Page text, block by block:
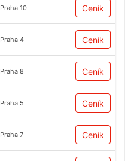
Praha 10 Ceník
Praha 4 Ceník
Praha 8 Ceník
Praha 5 Ceník
Praha 7 Ceník